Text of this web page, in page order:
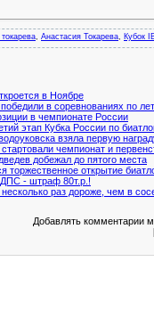
, Анастасия Токарева, Кубок
в Ноябре
в соревнованиях по
в чемпионате России
этап Кубка России по
взяла первую
чемпионат и
добежал до пятого места
торжественное открытие
ДПС - штраф 80т.р.!
раз дороже, чем в
Добавлять комментарии